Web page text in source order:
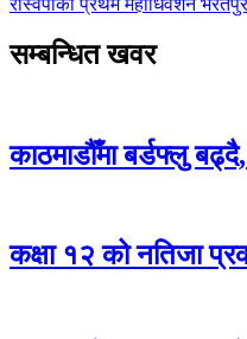
रास्वपाको प्रथम महाधिवेशन
सम्बन्धित खवर
काठमाडौँमा बर्डफ्लु
कक्षा १२ को नतिजा